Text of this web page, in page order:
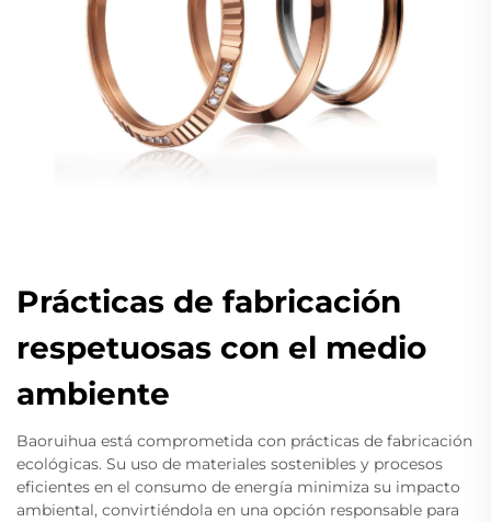
Prácticas de fabricación
respetuosas con el medio
ambiente
Baoruihua está comprometida con prácticas de fabricación
ecológicas. Su uso de materiales sostenibles y procesos
eficientes en el consumo de energía minimiza su impacto
ambiental, convirtiéndola en una opción responsable para